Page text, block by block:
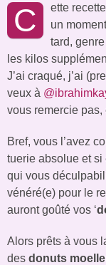
C
ette
un
tard,
les kilos
J’ai craqué, j’ai
veux à
vous remercie pas,
Bref, vous l’avez
tuerie absolue et
qui vous
vénéré(e) pour le
auront goûté vos ‘
Alors prêts à vous
des donuts